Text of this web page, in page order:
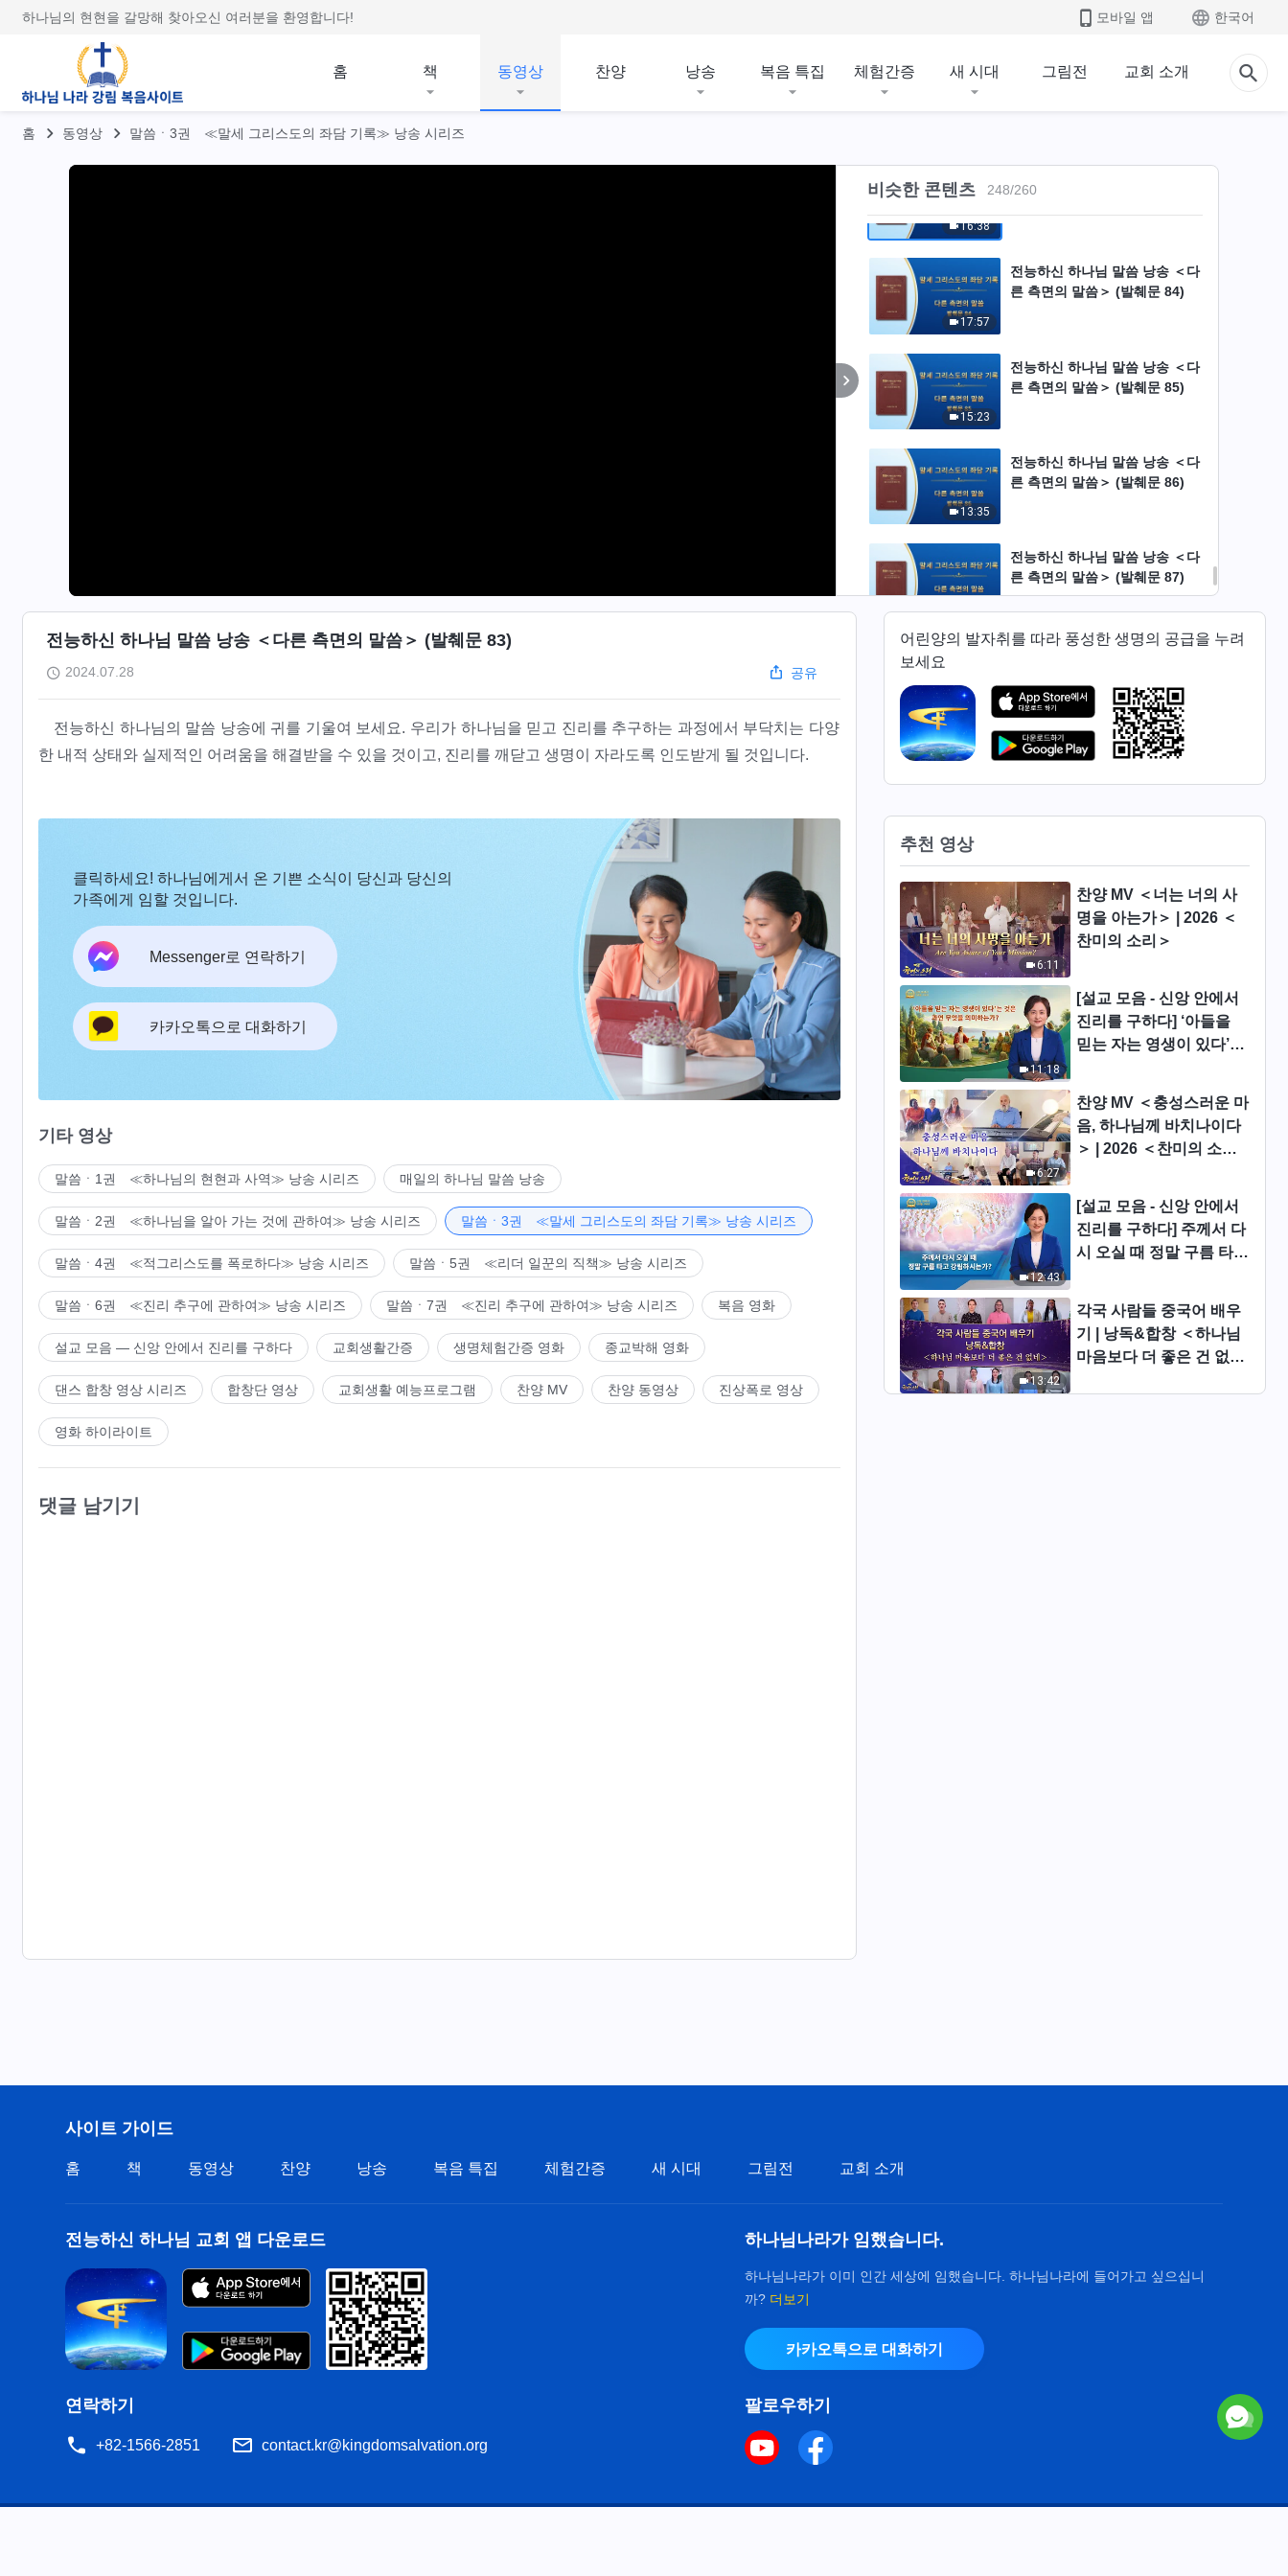
하나님의 현현을 갈망해 찾아오신 여러분을 환영합니다! 모바일 앱 한국어
홈 책 동영상 찬양 낭송 복음 특집 체험간증 새 시대 그림전 교회 소개
홈 동영상 말씀ㆍ3권 ≪말세 그리스도의 좌담 기록≫ 낭송 시리즈
비슷한 콘텐츠 248/260
른 측면의 말씀＞ (발췌문 81)
전능하신 하나님 말씀 낭송 ＜다
16:38
른 측면의 말씀＞ (발췌문 83)
17:57
전능하신 하나님 말씀 낭송 ＜다
른 측면의 말씀＞ (발췌문 84)
15:23
전능하신 하나님 말씀 낭송 ＜다
른 측면의 말씀＞ (발췌문 85)
13:35
전능하신 하나님 말씀 낭송 ＜다
른 측면의 말씀＞ (발췌문 86)
전능하신 하나님 말씀 낭송 ＜다
른 측면의 말씀＞ (발췌문 87)
54:55
전능하신 하나님 말씀 낭송 ＜다
11:34
른 측면의 말씀＞ (발췌문 90)
22:00
전능하신 하나님 말씀 낭송 ＜다
른 측면의 말씀＞ (발췌문 91)
19:53
전능하신 하나님 말씀 낭송 ＜다
른 측면의 말씀＞ (발췌문 92)
16:40
전능하신 하나님 말씀 낭송 ＜다
른 측면의 말씀＞ (발췌문 93)
4:54
전능하신 하나님 말씀 낭송 ＜다
른 측면의 말씀＞ (발췌문 94)
11:00
전능하신 하나님 말씀 낭송 ＜다
른 측면의 말씀＞ (발췌문 95)
전능하신 하나님 말씀 낭송 ＜다른 측면의 말씀＞ (발췌문 83)
2024.07.28 공유
전능하신 하나님의 말씀 낭송에 귀를 기울여 보세요. 우리가 하나님을 믿고 진리를 추구하는 과정에서 부닥치는 다양
한 내적 상태와 실제적인 어려움을 해결받을 수 있을 것이고, 진리를 깨닫고 생명이 자라도록 인도받게 될 것입니다.
클릭하세요! 하나님에게서 온 기쁜 소식이 당신과 당신의
가족에게 임할 것입니다.
Messenger로 연락하기
카카오톡으로 대화하기
기타 영상
말씀ㆍ1권 ≪하나님의 현현과 사역≫ 낭송 시리즈 매일의 하나님 말씀 낭송
말씀ㆍ2권 ≪하나님을 알아 가는 것에 관하여≫ 낭송 시리즈 말씀ㆍ3권 ≪말세 그리스도의 좌담 기록≫ 낭송 시리즈
말씀ㆍ4권 ≪적그리스도를 폭로하다≫ 낭송 시리즈 말씀ㆍ5권 ≪리더 일꾼의 직책≫ 낭송 시리즈
말씀ㆍ6권 ≪진리 추구에 관하여≫ 낭송 시리즈 말씀ㆍ7권 ≪진리 추구에 관하여≫ 낭송 시리즈 복음 영화
설교 모음 ― 신앙 안에서 진리를 구하다 교회생활간증 생명체험간증 영화 종교박해 영화
댄스 합창 영상 시리즈 합창단 영상 교회생활 예능프로그램 찬양 MV 찬양 동영상 진상폭로 영상
영화 하이라이트
댓글 남기기
어린양의 발자취를 따라 풍성한 생명의 공급을 누려
보세요
추천 영상
6:11
찬양 MV ＜너는 너의 사
명을 아는가＞ | 2026 ＜
찬미의 소리＞
11:18
[설교 모음 - 신앙 안에서
진리를 구하다] ‘아들을
믿는 자는 영생이 있다’는
6:27
찬양 MV ＜충성스러운 마
음, 하나님께 바치나이다
＞ | 2026 ＜찬미의 소리
12:43
[설교 모음 - 신앙 안에서
진리를 구하다] 주께서 다
시 오실 때 정말 구름 타고
13:42
각국 사람들 중국어 배우
기 | 낭독&합창 ＜하나님
마음보다 더 좋은 건 없네
사이트 가이드
홈 책 동영상 찬양 낭송 복음 특집 체험간증 새 시대 그림전 교회 소개
전능하신 하나님 교회 앱 다운로드
연락하기
+82-1566-2851 contact.kr@kingdomsalvation.org
하나님나라가 임했습니다.
하나님나라가 이미 인간 세상에 임했습니다. 하나님나라에 들어가고 싶으십니
까? 더보기
카카오톡으로 대화하기
팔로우하기